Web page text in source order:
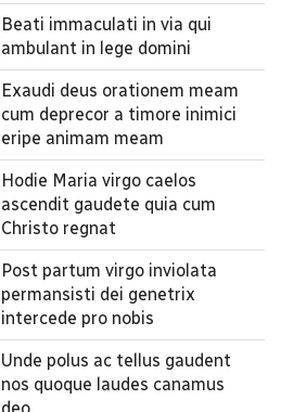
Beati immaculati in via qui
ambulant in lege domini
Exaudi deus orationem meam
cum deprecor a timore inimici
eripe animam meam
Hodie Maria virgo caelos
ascendit gaudete quia cum
Christo regnat
Post partum virgo inviolata
permansisti dei genetrix
intercede pro nobis
Unde polus ac tellus gaudent
nos quoque laudes canamus